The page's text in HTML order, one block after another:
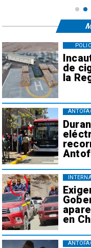
de
la
en